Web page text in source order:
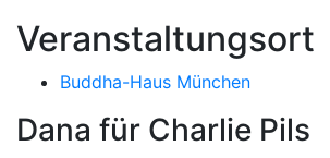
Veranstaltungsort
Buddha-Haus München
Dana für Charlie Pils